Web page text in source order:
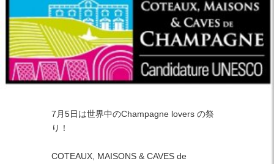
FacebookTwitterInstagram
7月5日は世界中のChampagne lovers の祭
り！
COTEAUX, MAISONS & CAVES de